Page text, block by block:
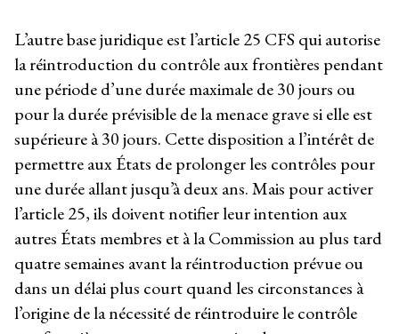
L’autre base juridique est l’article 25 CFS qui autorise
la réintroduction du contrôle aux frontières pendant
une période d’une durée maximale de 30 jours ou
pour la durée prévisible de la menace grave si elle est
supérieure à 30 jours. Cette disposition a l’intérêt de
permettre aux États de prolonger les contrôles pour
une durée allant jusqu’à deux ans. Mais pour activer
l’article 25, ils doivent notifier leur intention aux
autres États membres et à la Commission au plus tard
quatre semaines avant la réintroduction prévue ou
dans un délai plus court quand les circonstances à
l’origine de la nécessité de réintroduire le contrôle